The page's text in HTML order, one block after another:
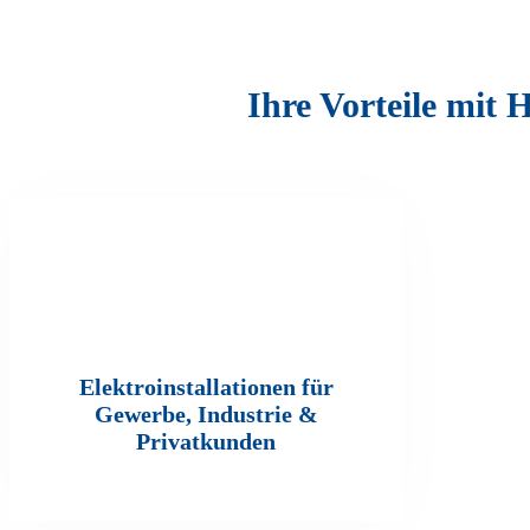
Ihre Vorteile mit
Elektroinstallationen für
Gewerbe, Industrie &
Privatkunden